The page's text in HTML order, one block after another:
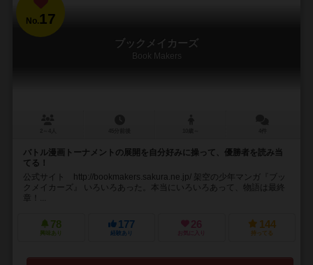
No.17
ブックメイカーズ
Book Makers
バトル漫画トーナメントの展開を自分好みに操って、優勝者を読み当
てる！
公式サイト http://bookmakers.sakura.ne.jp/ 架空の少年マンガ『ブッ
クメイカーズ』 いろいろあった。本当にいろいろあって、物語は最終
章！...
78
興味あり
177
経験あり
26
お気に入り
144
持ってる